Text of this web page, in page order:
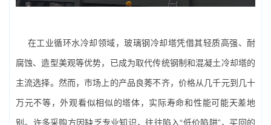
在工业循环水冷却领域，玻璃钢冷却塔凭借其轻质高强、耐
腐蚀、造型美观等优势，已成为取代传统钢制和混凝土冷却塔的
主流选择。然而，市场上的产品良莠不齐，价格从几千元到几十
万元不等，外观看似相似的塔体，实际寿命和性能可能天差地
别。许多采购方因缺乏专业知识，往往陷入“低价陷阱”，买回的